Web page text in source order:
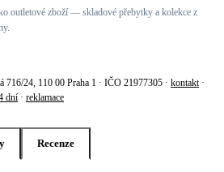
outletové zboží — skladové přebytky a kolekce z
716/24, 110 00 Praha 1 · IČO 21977305 · kontakt ·
dní · reklamace
Recenze